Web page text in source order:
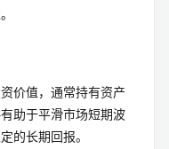
价值，通常持有资产
助于平滑市场短期波
的长期回报。